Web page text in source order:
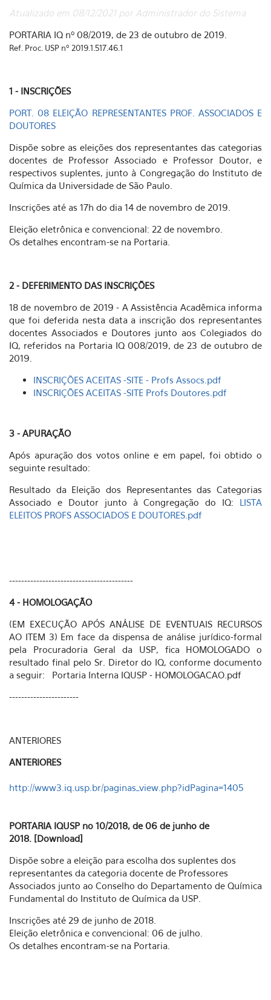
Atualizado em 08/12/2021 por Administrador do Sistema
PORTARIA IQ nº 08/2019, de 23 de outubro de 2019.
Ref. Proc. USP nº 2019.1.517.46.1
1 - INSCRIÇÕES
PORT. 08 ELEIÇÃO REPRESENTANTES PROF. ASSOCIADOS E
DOUTORES
Dispõe sobre as eleições dos representantes das categorias
docentes de Professor Associado e Professor Doutor, e
respectivos suplentes, junto à Congregação do Instituto de
Química da Universidade de São Paulo.
Inscrições até as 17h do dia 14 de novembro de 2019.
Eleição eletrônica e convencional: 22 de novembro.
Os detalhes encontram-se na Portaria.
2 - DEFERIMENTO DAS INSCRIÇÕES
18 de novembro de 2019 - A Assistência Acadêmica informa
que foi deferida nesta data a inscrição dos representantes
docentes Associados e Doutores junto aos Colegiados do
IQ, referidos na Portaria IQ 008/2019, de 23 de outubro de
2019.
INSCRIÇÕES ACEITAS -SITE - Profs Assocs.pdf
INSCRIÇÕES ACEITAS -SITE Profs Doutores.pdf
3 - APURAÇÃO
Após apuração dos votos online e em papel, foi obtido o
seguinte resultado:
Resultado da Eleição dos Representantes das Categorias
Associado e Doutor junto à Congregação do IQ: LISTA
ELEITOS PROFS ASSOCIADOS E DOUTORES.pdf
-----------------------------------------
4 - HOMOLOGAÇÃO
(EM EXECUÇÃO APÓS ANÁLISE DE EVENTUAIS RECURSOS
AO ITEM 3) Em face da dispensa de análise jurídico-formal
pela Procuradoria Geral da USP, fica HOMOLOGADO o
resultado final pelo Sr. Diretor do IQ, conforme documento
a seguir: Portaria Interna IQUSP - HOMOLOGACAO.pdf
-----------------------
ANTERIORES
ANTERIORES
http://www3.iq.usp.br/paginas_view.php?idPagina=1405
PORTARIA IQUSP no 10/2018, de 06 de junho de
2018. [Download]
Dispõe sobre a eleição para escolha dos suplentes dos
representantes da categoria docente de Professores
Associados junto ao Conselho do Departamento de Química
Fundamental do Instituto de Química da USP.
Inscrições até 29 de junho de 2018.
Eleição eletrônica e convencional: 06 de julho.
Os detalhes encontram-se na Portaria.